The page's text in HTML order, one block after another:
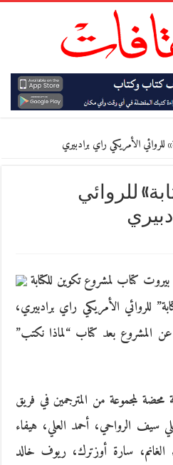
للروائي الأمريكي راي برادبيري
للروائي
كتاب لمشروع تكوين للكتابة
للروائي الأمريكي راي برادبيري،
المشروع بعد كتاب “لماذا نكتب”
لمجموعة من المترجمين في فريق
سيف الرواحي، أحمد العلي، هيفاء
الغانم، سارة أوزترك، ريوف خالد